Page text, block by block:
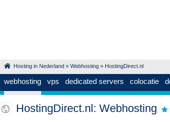
Hosting in Nederland » Webhosting » HostingDirect.nl
webhosting vps dedicated servers colocatie
HostingDirect.nl: Webhosting